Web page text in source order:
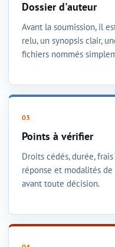
Dossier d'auteur
Avant la soumission, il
relu, un synopsis clair,
fichiers nommés
Points à vérifier
Droits cédés, durée,
réponse et modalités
avant toute décision.